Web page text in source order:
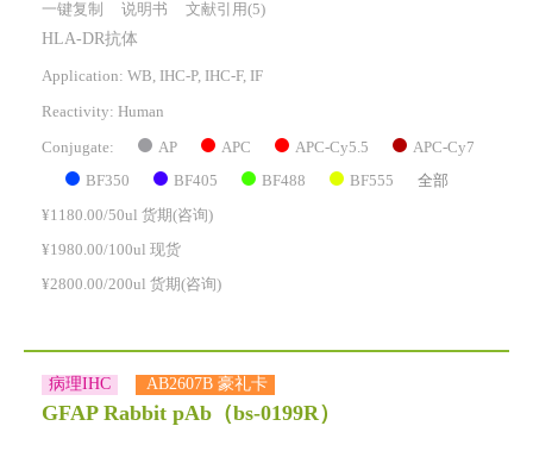
一键复制 说明书 文献引用(5)
HLA-DR抗体
Application: WB, IHC-P, IHC-F, IF
Reactivity: Human
Conjugate: AP APC APC-Cy5.5 APC-Cy7
BF350 BF405 BF488 BF555 全部
¥1180.00/50ul 货期(咨询)
¥1980.00/100ul 现货
¥2800.00/200ul 货期(咨询)
病理IHC AB2607B 豪礼卡
GFAP Rabbit pAb （bs-0199R）